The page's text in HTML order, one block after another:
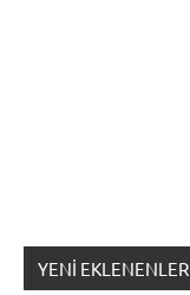
YENI EKLENENLER